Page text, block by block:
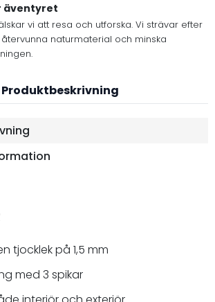
äventyret
vi att resa och utforska. Vi strävar efter
naturmaterial och minska
Produktbeskrivning
tjocklek på 1,5 mm
med 3 spikar